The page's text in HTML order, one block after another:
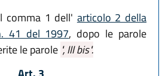
comma 1 dell' articolo 2 della
41 del 1997, dopo le parole
le parole ", III bis".